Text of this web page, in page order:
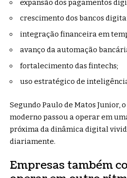
expansão dos pagamentos
crescimento dos bancos
integração financeira em
avanço da automação
fortalecimento das fintechs;
uso estratégico de
Segundo Paulo de Matos Junior,
moderno passou a operar em
próxima da dinâmica digital
diariamente.
Empresas também